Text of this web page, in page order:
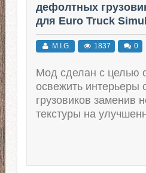
дефолтных
для Euro Truck
M.I.G. 1837 0
Мод сделан с целью
освежить интерьеры
грузовиков заменив
текстуры на